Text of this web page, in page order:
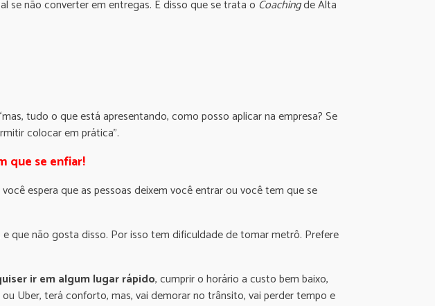
se não converter em entregas. É disso que se trata o Coachingde Alta
tudo o que está apresentando, como posso aplicar na empresa? Se
colocar em prática”.
que se enfiar!
espera que as pessoas deixem você entrar ou você tem que se
que não gosta disso. Por isso tem dificuldade de tomar metrô. Prefere
irem algum lugarrápido, cumprir o horário a custo bem baixo,
Uber, terá conforto, mas, vai demorar no trânsito, vai perder tempo e